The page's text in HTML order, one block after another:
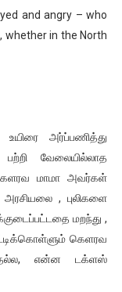
and angry – who
whether in the North
அர்ப்பணித்து
வேலையில்லாத
மாமா அவர்கள்
அரசியலை , புலிகளை
மறந்து ,
கெளரவ
என்ன டக்ளஸ்